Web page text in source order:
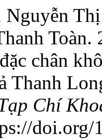
Nguyễn
Toàn.
chân
Thanh
Chí
doi.org/